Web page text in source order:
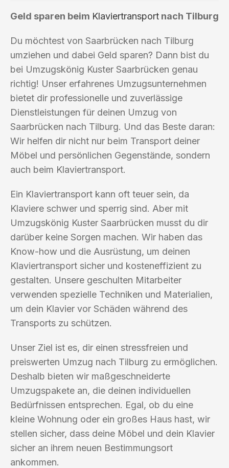
Geld sparen beim Klaviertransport nach Tilburg
Du möchtest von Saarbrücken nach Tilburg
umziehen und dabei Geld sparen? Dann bist du
bei Umzugskönig Kuster Saarbrücken genau
richtig! Unser erfahrenes Umzugsunternehmen
bietet dir professionelle und zuverlässige
Dienstleistungen für deinen Umzug von
Saarbrücken nach Tilburg. Und das Beste daran:
Wir helfen dir nicht nur beim Transport deiner
Möbel und persönlichen Gegenstände, sondern
auch beim Klaviertransport.
Ein Klaviertransport kann oft teuer sein, da
Klaviere schwer und sperrig sind. Aber mit
Umzugskönig Kuster Saarbrücken musst du dir
darüber keine Sorgen machen. Wir haben das
Know-how und die Ausrüstung, um deinen
Klaviertransport sicher und kosteneffizient zu
gestalten. Unsere geschulten Mitarbeiter
verwenden spezielle Techniken und Materialien,
um dein Klavier vor Schäden während des
Transports zu schützen.
Unser Ziel ist es, dir einen stressfreien und
preiswerten Umzug nach Tilburg zu ermöglichen.
Deshalb bieten wir maßgeschneiderte
Umzugspakete an, die deinen individuellen
Bedürfnissen entsprechen. Egal, ob du eine
kleine Wohnung oder ein großes Haus hast, wir
stellen sicher, dass deine Möbel und dein Klavier
sicher an ihrem neuen Bestimmungsort
ankommen.